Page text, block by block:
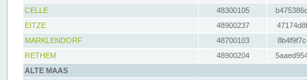
CELLE
48300105
EITZE
48900237
MARKLENDORF
48700103
RETHEM
48900204
ALTE MAAS